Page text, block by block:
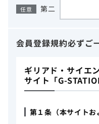
任意 第二
会員登録規約必ずご
ギリアド・サイエ
サイト「G-
第１条（本サイトお